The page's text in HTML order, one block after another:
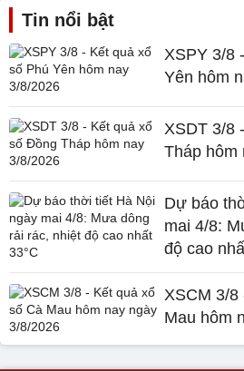
Tin nổi bật
XSPY 3/8
Yên hôm
XSDT 3/8
Tháp hôm
Dự báo
mai 4/8:
độ cao
XSCM 3/8
Mau hôm